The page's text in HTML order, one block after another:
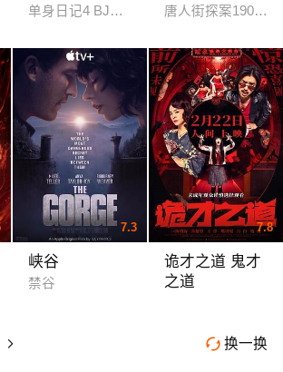
世界(港) 美国队长：无畏新世界(台) 美国队
单身日记4 BJ单身日记 : 我为仔狂(港) BJ
唐人街探案1900
7.3
峡谷
禁谷
7.8
诡才之道 鬼才
之道
 换一换
